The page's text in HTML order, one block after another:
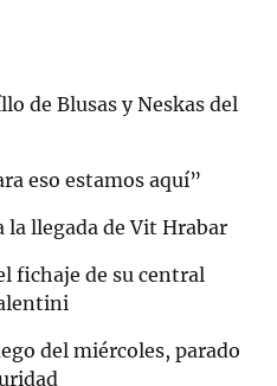
de Blusas y Neskas del
eso estamos aquí”
llegada de Vit Hrabar
fichaje de su central
del miércoles, parado